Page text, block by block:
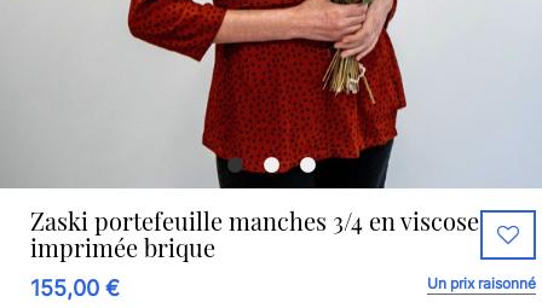
Zaski portefeuille manches 3/4 en viscose
imprimée brique
155,00 € Un prix raisonné